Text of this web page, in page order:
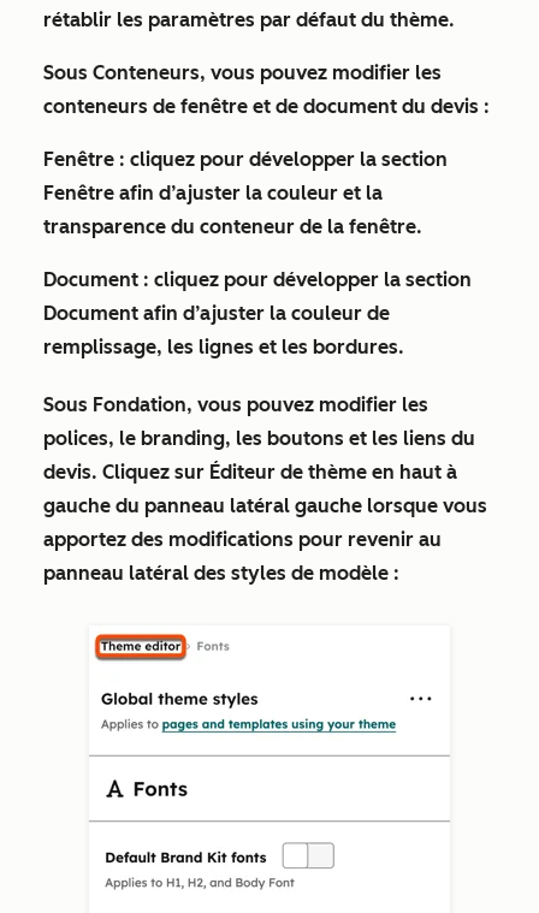
rétablir les paramètres par défaut du thème.
Sous Conteneurs, vous pouvez modifier les
conteneurs de fenêtre et de document du devis :
Fenêtre : cliquez pour développer la section
Fenêtre afin d’ajuster la couleur et la
transparence du conteneur de la fenêtre.
Document : cliquez pour développer la section
Document afin d’ajuster la couleur de
remplissage, les lignes et les bordures.
Sous Fondation, vous pouvez modifier les
polices, le branding, les boutons et les liens du
devis. Cliquez sur Éditeur de thème en haut à
gauche du panneau latéral gauche lorsque vous
apportez des modifications pour revenir au
panneau latéral des styles de modèle :